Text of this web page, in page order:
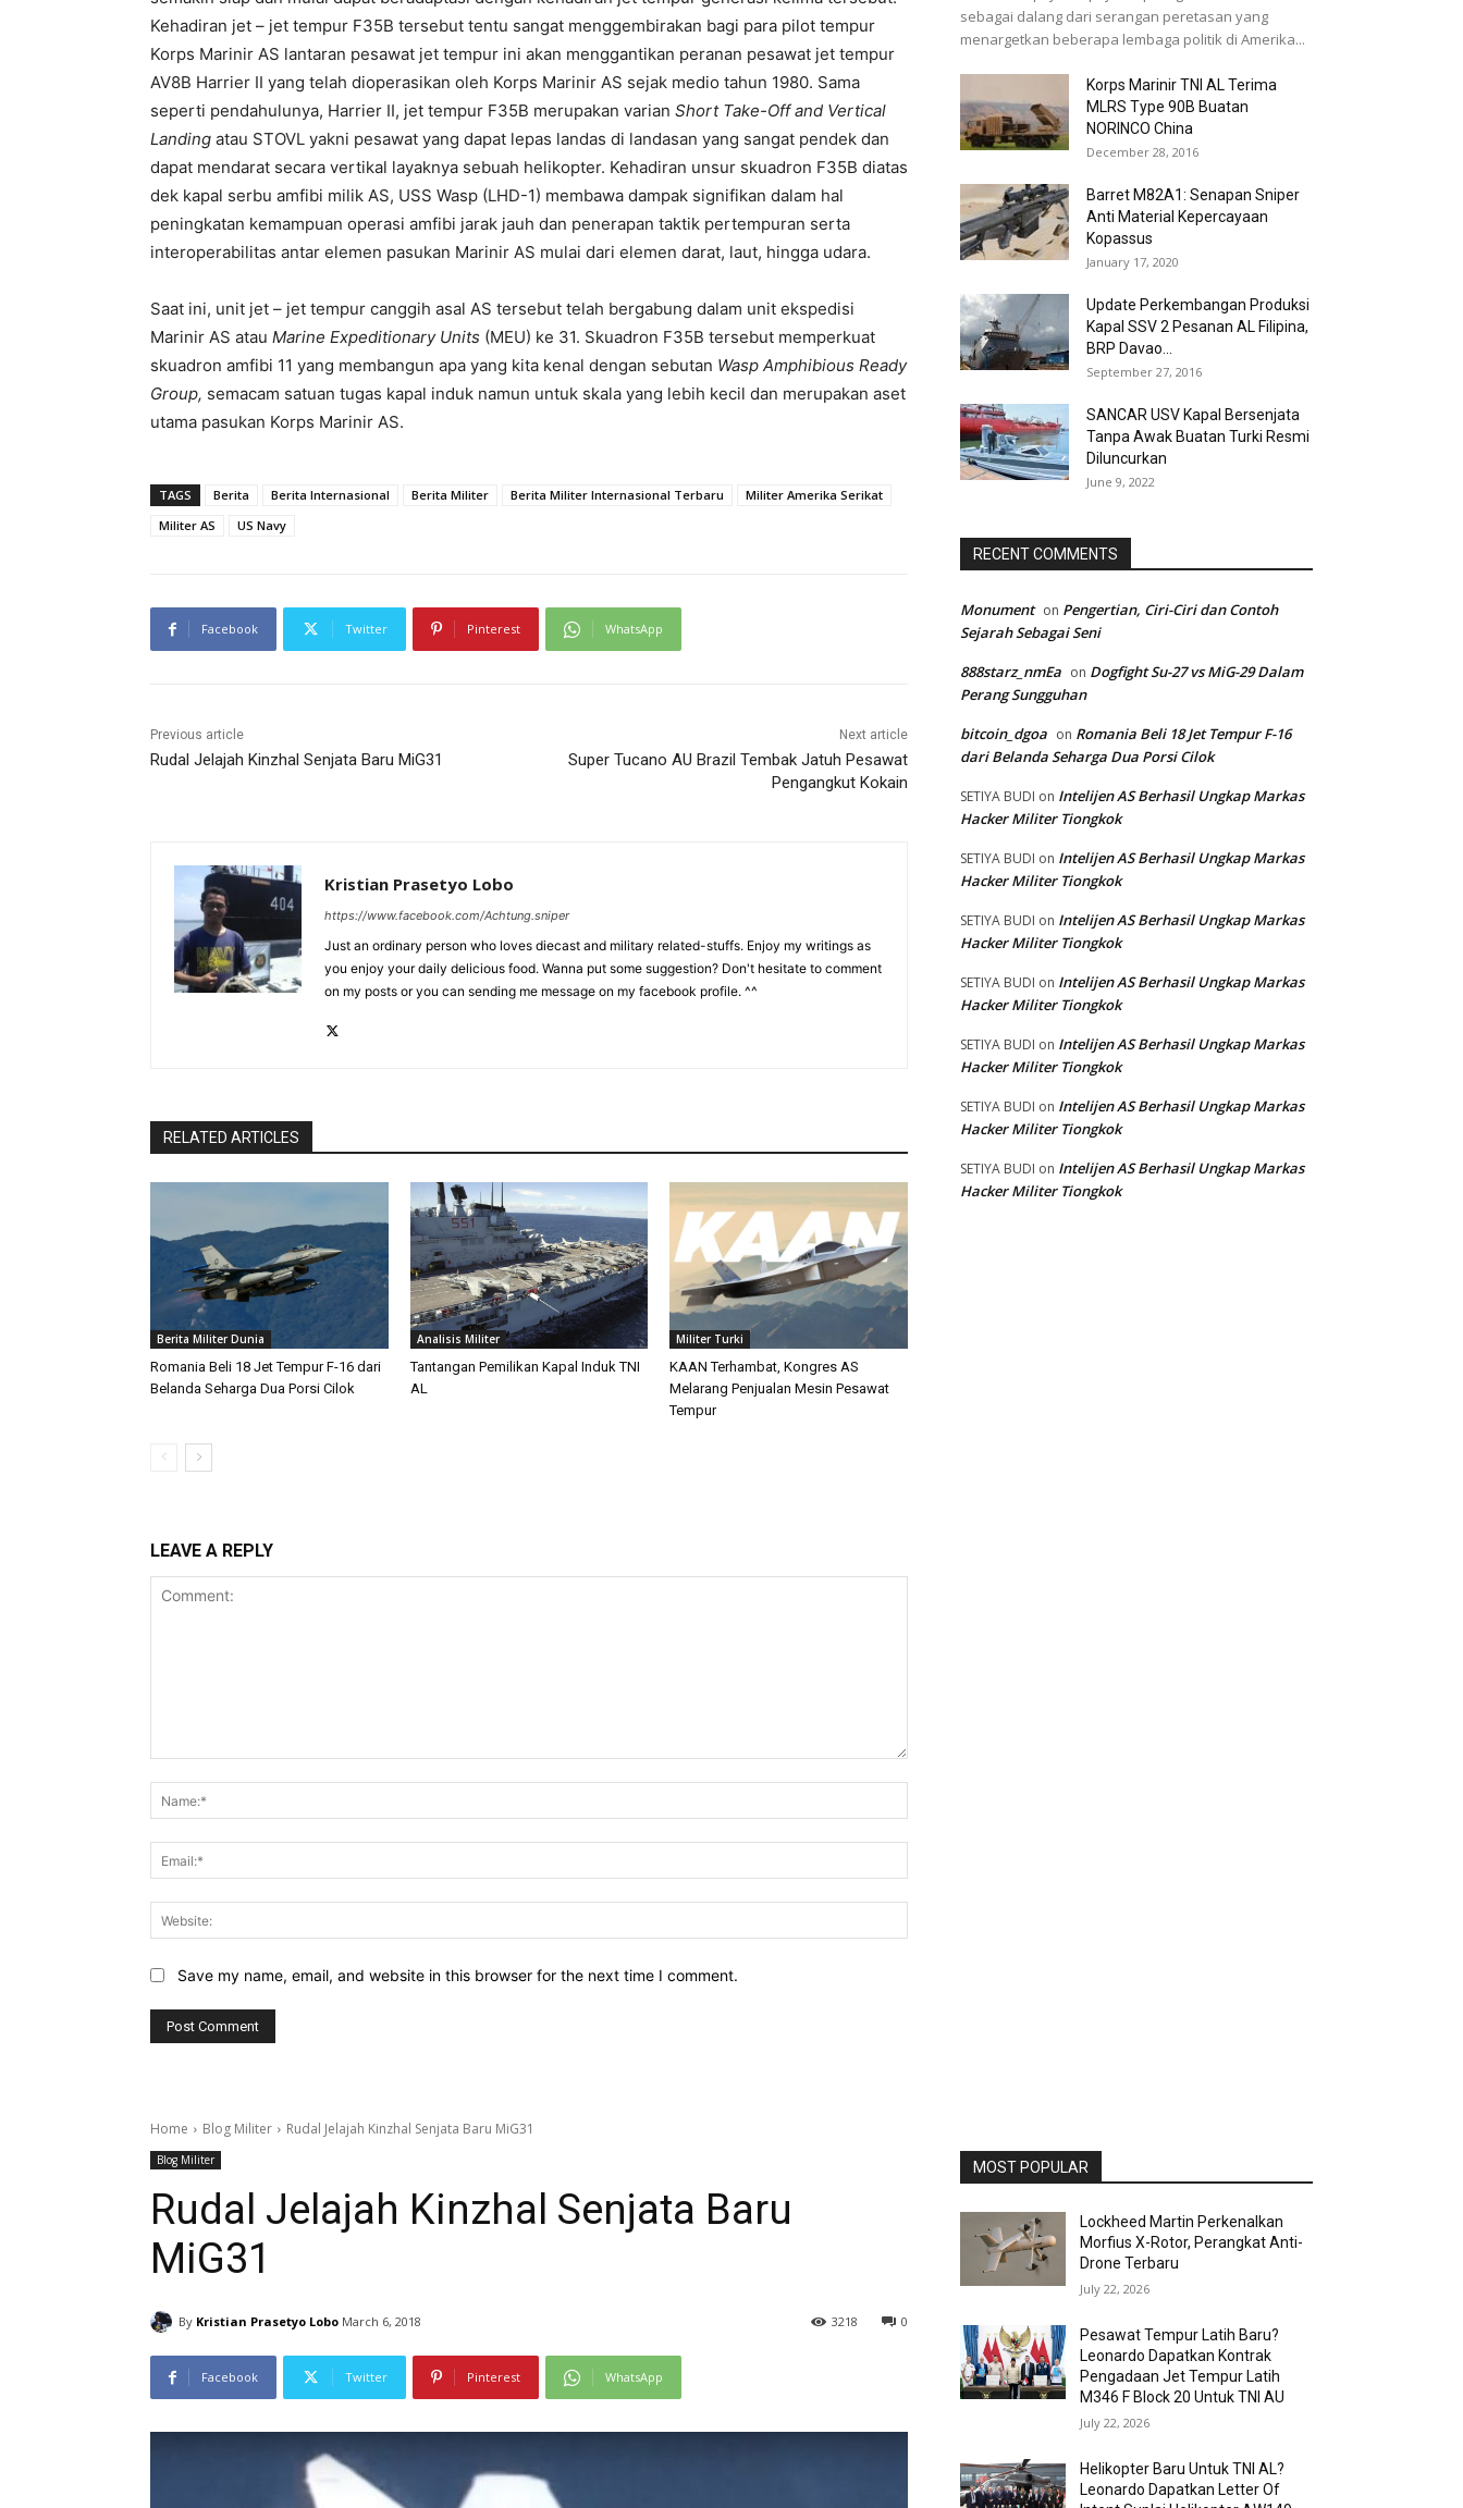
Kehadiran jet – jet tempur F35B tersebut tentu sangat menggembirakan bagi para pilot tempur
Korps Marinir AS lantaran pesawat jet tempur ini akan menggantikan peranan pesawat jet tempur
AV8B Harrier II yang telah dioperasikan oleh Korps Marinir AS sejak medio tahun 1980. Sama
seperti pendahulunya, Harrier II, jet tempur F35B merupakan varian Short Take-Off and Vertical
Landing atau STOVL yakni pesawat yang dapat lepas landas di landasan yang sangat pendek dan
dapat mendarat secara vertikal layaknya sebuah helikopter. Kehadiran unsur skuadron F35B diatas
dek kapal serbu amfibi milik AS, USS Wasp (LHD-1) membawa dampak signifikan dalam hal
peningkatan kemampuan operasi amfibi jarak jauh dan penerapan taktik pertempuran serta
interoperabilitas antar elemen pasukan Marinir AS mulai dari elemen darat, laut, hingga udara.
Saat ini, unit jet – jet tempur canggih asal AS tersebut telah bergabung dalam unit ekspedisi
Marinir AS atau Marine Expeditionary Units (MEU) ke 31. Skuadron F35B tersebut memperkuat
skuadron amfibi 11 yang membangun apa yang kita kenal dengan sebutan Wasp Amphibious Ready
Group, semacam satuan tugas kapal induk namun untuk skala yang lebih kecil dan merupakan aset
utama pasukan Korps Marinir AS.
TAGS Berita Berita Internasional Berita Militer Berita Militer Internasional Terbaru
Militer Amerika Serikat
Militer AS
US Navy
Facebook Twitter Pinterest WhatsApp
Previous article
Rudal Jelajah Kinzhal Senjata Baru MiG31
Next article
Super Tucano AU Brazil Tembak Jatuh Pesawat
Pengangkut Kokain
Kristian Prasetyo Lobo
https://www.facebook.com/Achtung.sniper
Just an ordinary person who loves diecast and military related-stuffs. Enjoy my writings as
you enjoy your daily delicious food. Wanna put some suggestion? Don't hesitate to comment
on my posts or you can sending me message on my facebook profile. ^^
RELATED ARTICLES
Berita Militer Dunia
Romania Beli 18 Jet Tempur F-16 dari
Belanda Seharga Dua Porsi Cilok
Analisis Militer
Tantangan Pemilikan Kapal Induk TNI
AL
Militer Turki
KAAN Terhambat, Kongres AS
Melarang Penjualan Mesin Pesawat
Tempur
LEAVE A REPLY
Save my name, email, and website in this browser for the next time I comment.
sebagai dalang dari serangan peretasan yang
menargetkan beberapa lembaga politik di Amerika...
Korps Marinir TNI AL Terima
MLRS Type 90B Buatan
NORINCO China
December 28, 2016
Barret M82A1: Senapan Sniper
Anti Material Kepercayaan
Kopassus
January 17, 2020
Update Perkembangan Produksi
Kapal SSV 2 Pesanan AL Filipina,
BRP Davao...
September 27, 2016
SANCAR USV Kapal Bersenjata
Tanpa Awak Buatan Turki Resmi
Diluncurkan
June 9, 2022
RECENT COMMENTS
Monument on Pengertian, Ciri-Ciri dan Contoh
Sejarah Sebagai Seni
888starz_nmEa on Dogfight Su-27 vs MiG-29 Dalam
Perang Sungguhan
bitcoin_dgoa on Romania Beli 18 Jet Tempur F-16
dari Belanda Seharga Dua Porsi Cilok
SETIYA BUDI on Intelijen AS Berhasil Ungkap Markas
Hacker Militer Tiongkok
SETIYA BUDI on Intelijen AS Berhasil Ungkap Markas
Hacker Militer Tiongkok
SETIYA BUDI on Intelijen AS Berhasil Ungkap Markas
Hacker Militer Tiongkok
SETIYA BUDI on Intelijen AS Berhasil Ungkap Markas
Hacker Militer Tiongkok
SETIYA BUDI on Intelijen AS Berhasil Ungkap Markas
Hacker Militer Tiongkok
SETIYA BUDI on Intelijen AS Berhasil Ungkap Markas
Hacker Militer Tiongkok
SETIYA BUDI on Intelijen AS Berhasil Ungkap Markas
Hacker Militer Tiongkok